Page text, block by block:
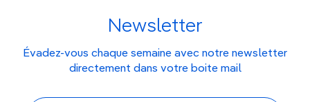
Newsletter
Évadez-vous chaque semaine avec notre newsletter
directement dans votre boite mail